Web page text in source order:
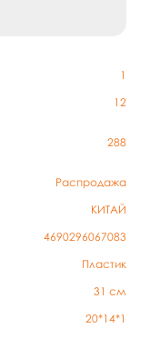
1
12
288
Распродажа
КИТАЙ
4690296067083
Пластик
31 см
20*14*1